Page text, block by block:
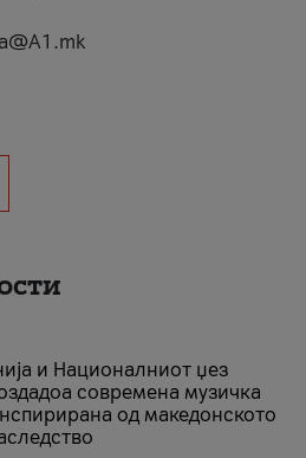
и Националниот џез
современа музичка
од македонското